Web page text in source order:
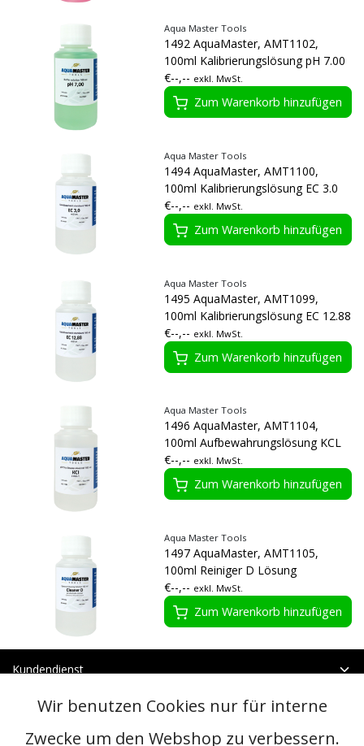
Aqua Master Tools
1492 AquaMaster, AMT1102,
100ml Kalibrierungslösung pH 7.00
€--,-- exkl. MwSt.
Zum Warenkorb hinzufügen
Aqua Master Tools
1494 AquaMaster, AMT1100,
100ml Kalibrierungslösung EC 3.0
€--,-- exkl. MwSt.
Zum Warenkorb hinzufügen
Aqua Master Tools
1495 AquaMaster, AMT1099,
100ml Kalibrierungslösung EC 12.88
€--,-- exkl. MwSt.
Zum Warenkorb hinzufügen
Aqua Master Tools
1496 AquaMaster, AMT1104,
100ml Aufbewahrungslösung KCL
€--,-- exkl. MwSt.
Zum Warenkorb hinzufügen
Aqua Master Tools
1497 AquaMaster, AMT1105,
100ml Reiniger D Lösung
€--,-- exkl. MwSt.
Zum Warenkorb hinzufügen
Kundendienst
Kategorien
Kontakt
Wir benutzen Cookies nur für interne
Zwecke um den Webshop zu verbessern.